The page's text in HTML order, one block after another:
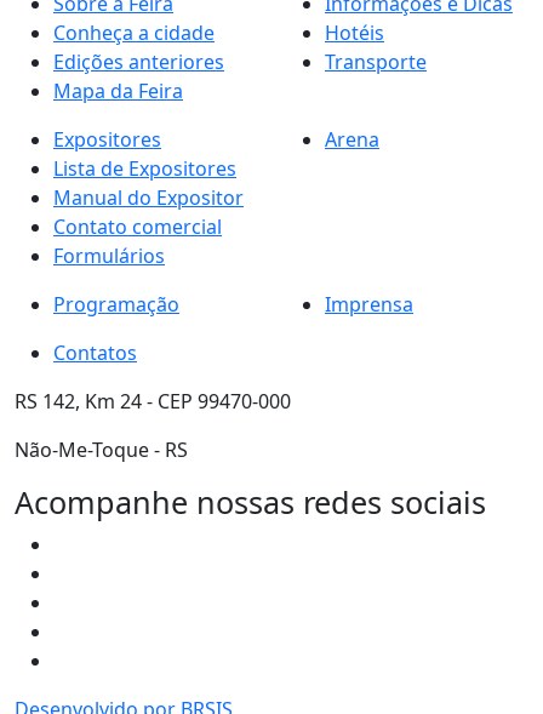
Conheça a cidade
Edições anteriores
Mapa da Feira
Hotéis
Transporte
Expositores
Lista de Expositores
Manual do Expositor
Contato comercial
Formulários
Arena
Programação
Imprensa
Contatos
RS 142, Km 24 - CEP 99470-000
Não-Me-Toque - RS
Acompanhe nossas redes sociais